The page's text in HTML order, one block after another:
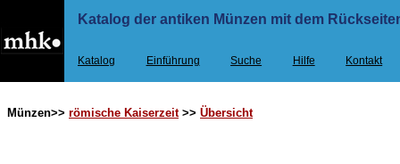
Katalog der antiken Münzen mit dem
Katalog Einführung Suche Hilfe Kontakt
Münzen>> römische Kaiserzeit>> Übersicht